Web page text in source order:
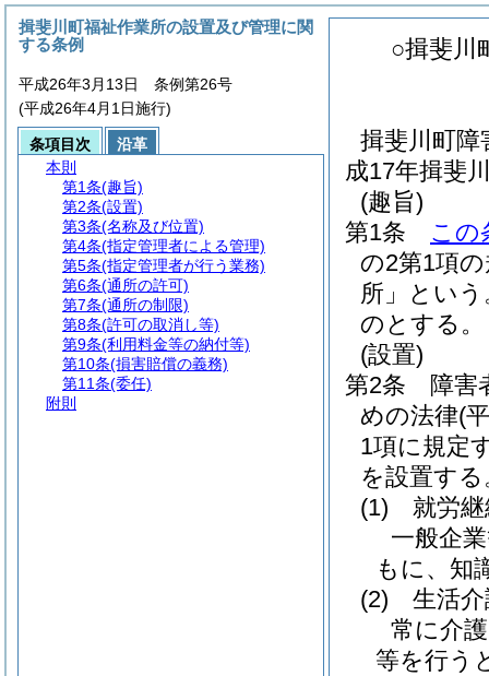
○揖斐川
揖斐川町障
成17年揖斐
(趣旨)
第1条
この
の2第1項
所」という
のとする。
(設置)
第2条
障害
めの法律(
1項に規定
を設置する
(1)
就労
一般企
もに、知
(2)
生活
常に介
等を行う
揖斐川町福祉作業所の設置及び管理に関
する条例
平成26年3月13日 条例第26号
(平成26年4月1日施行)
条項目次
沿革
本則
第1条(趣旨)
第2条(設置)
第3条(名称及び位置)
第4条(指定管理者による管理)
第5条(指定管理者が行う業務)
第6条(通所の許可)
第7条(通所の制限)
第8条(許可の取消し等)
第9条(利用料金等の納付等)
第10条(損害賠償の義務)
第11条(委任)
附則